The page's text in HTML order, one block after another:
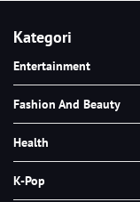
Kategori
Entertainment
Fashion And Beauty
Health
K-Pop